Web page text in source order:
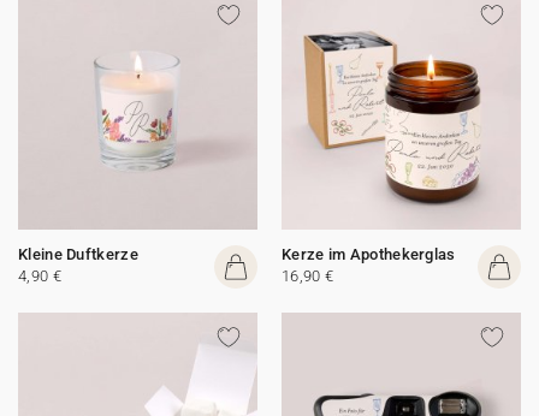
Kleine Duftkerze
4,90 €
Kerze im Apothekerglas
16,90 €